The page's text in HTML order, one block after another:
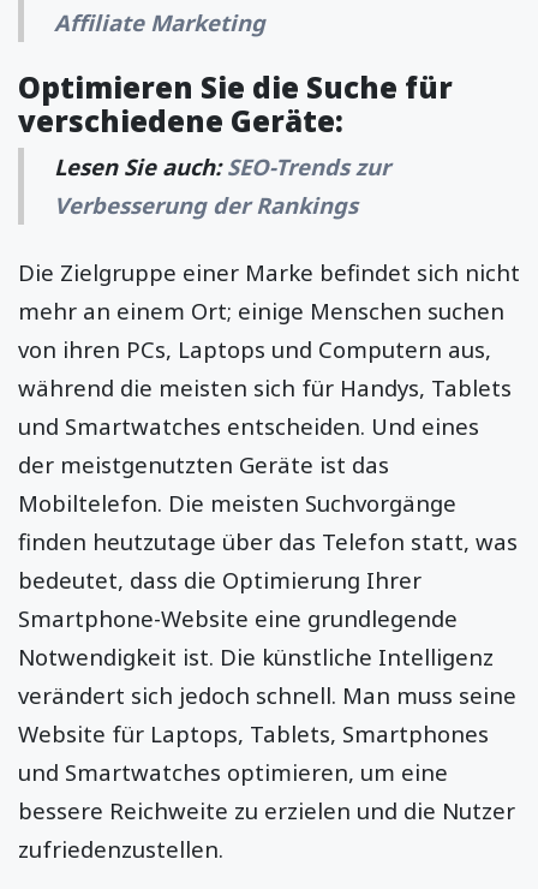
Affiliate Marketing
Optimieren Sie die Suche für
verschiedene Geräte:
Lesen Sie auch:SEO-Trends zur
Verbesserung der Rankings
Die Zielgruppe einer Marke befindet sich nicht
mehr an einem Ort; einige Menschen suchen
von ihren PCs, Laptops und Computern aus,
während die meisten sich für Handys, Tablets
und Smartwatches entscheiden. Und eines
der meistgenutzten Geräte ist das
Mobiltelefon. Die meisten Suchvorgänge
finden heutzutage über das Telefon statt, was
bedeutet, dass die Optimierung Ihrer
Smartphone-Website eine grundlegende
Notwendigkeit ist. Die künstliche Intelligenz
verändert sich jedoch schnell. Man muss seine
Website für Laptops, Tablets, Smartphones
und Smartwatches optimieren, um eine
bessere Reichweite zu erzielen und die Nutzer
zufriedenzustellen.